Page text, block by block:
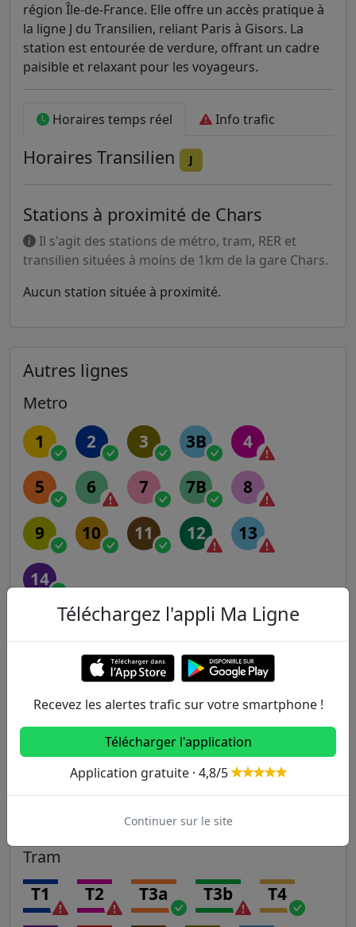
région Île-de-France. Elle offre un accès pratique à
la ligne J du Transilien, reliant Paris à Gisors. La
station est entourée de verdure, offrant un cadre
paisible et relaxant pour les voyageurs.
Horaires temps réel Info trafic
Horaires Transilien J
Stations à proximité de Chars
Il s'agit des stations de métro, tram, RER et
transilien situées à moins de 1km de la gare Chars.
Aucun station située à proximité.
Autres lignes
Metro
1 2 3 3B 4
5 6 7 7B 8
9 10 11 12 13
14
B C D E
H J K L N
Tram
T1 T2 T3a T3b T4
Téléchargez l'appli Ma Ligne
Recevez les alertes trafic sur votre smartphone !
Télécharger l'application
Application gratuite · 4,8/5
Continuer sur le site